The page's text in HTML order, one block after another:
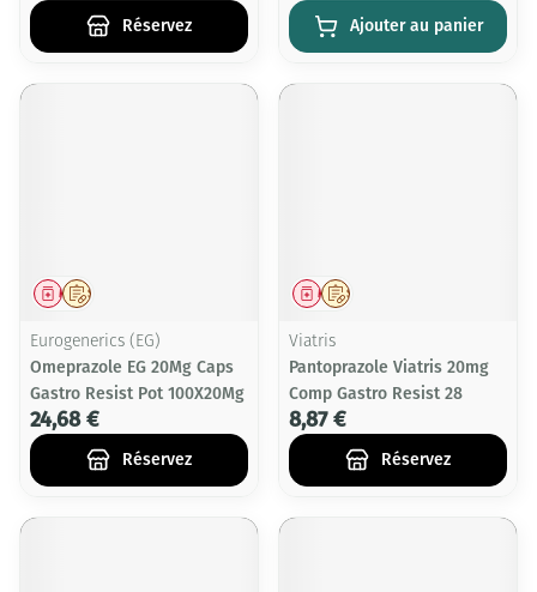
Réservez Ajouter au panier
Sur prescription
Médicament
Eurogenerics (EG)
Omeprazole EG 20Mg Caps
Gastro Resist Pot 100X20Mg
24,68 €
Réservez
Sur prescription
Médicament
Viatris
Pantoprazole Viatris 20mg
Comp Gastro Resist 28
8,87 €
Réservez